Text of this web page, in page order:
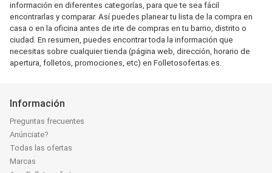
información en diferentes categorías, para que te sea fácil
encontrarlas y comparar. Así puedes planear tu lista de la compra en
casa o en la oficina antes de irte de compras en tu barrio, distrito o
ciudad. En resumen, puedes encontrar toda la información que
necesitas sobre cualquier tienda (página web, dirección, horario de
apertura, folletos, promociones, etc) en Folletosofertas.es.
Información
Preguntas frecuentes
Anúnciate?
Todas las ofertas
Marcas